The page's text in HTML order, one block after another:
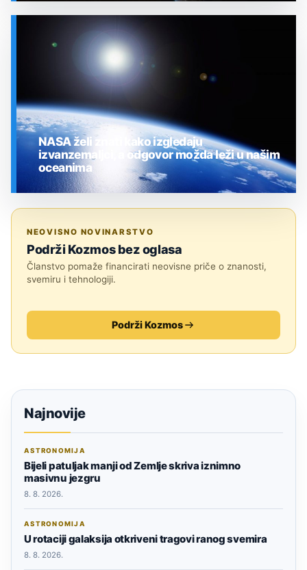
NASA želi znati kako izgledaju
izvanzemaljci, a odgovor možda leži u našim
oceanima
NEOVISNO NOVINARSTVO
Podrži Kozmos bez oglasa
Članstvo pomaže financirati neovisne priče o znanosti,
svemiru i tehnologiji.
Podrži Kozmos
Najnovije
ASTRONOMIJA
Bijeli patuljak manji od Zemlje skriva iznimno
masivnu jezgru
8. 8. 2026.
ASTRONOMIJA
U rotaciji galaksija otkriveni tragovi ranog svemira
8. 8. 2026.